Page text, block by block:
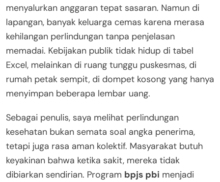
menyalurkan anggaran tepat sasaran. Namun di
lapangan, banyak keluarga cemas karena merasa
kehilangan perlindungan tanpa penjelasan
memadai. Kebijakan publik tidak hidup di tabel
Excel, melainkan di ruang tunggu puskesmas, di
rumah petak sempit, di dompet kosong yang hanya
menyimpan beberapa lembar uang.
Sebagai penulis, saya melihat perlindungan
kesehatan bukan semata soal angka penerima,
tetapi juga rasa aman kolektif. Masyarakat butuh
keyakinan bahwa ketika sakit, mereka tidak
dibiarkan sendirian. Program bpjs pbi menjadi